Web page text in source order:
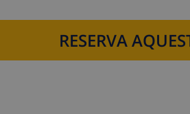
RESERVA